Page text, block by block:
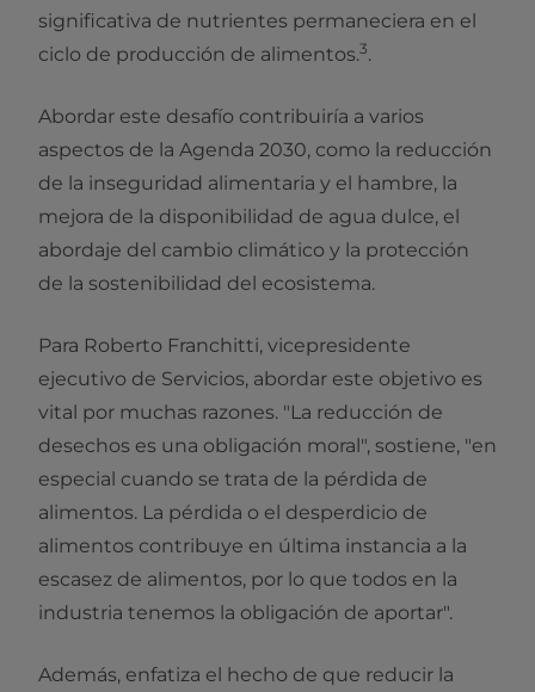
significativa de nutrientes permaneciera en el
ciclo de producción de alimentos.3.
Abordar este desafío contribuiría a varios
aspectos de la Agenda 2030, como la reducción
de la inseguridad alimentaria y el hambre, la
mejora de la disponibilidad de agua dulce, el
abordaje del cambio climático y la protección
de la sostenibilidad del ecosistema.
Para Roberto Franchitti, vicepresidente
ejecutivo de Servicios, abordar este objetivo es
vital por muchas razones. "La reducción de
desechos es una obligación moral", sostiene, "en
especial cuando se trata de la pérdida de
alimentos. La pérdida o el desperdicio de
alimentos contribuye en última instancia a la
escasez de alimentos, por lo que todos en la
industria tenemos la obligación de aportar".
Además, enfatiza el hecho de que reducir la